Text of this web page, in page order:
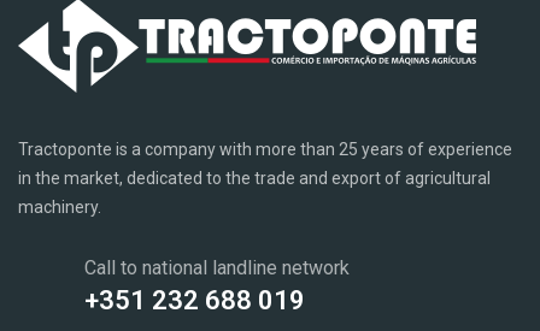
Tractoponte is a company with more than 25 years of experience
in the market, dedicated to the trade and export of agricultural
machinery.
Call to national landline network
+351 232 688 019